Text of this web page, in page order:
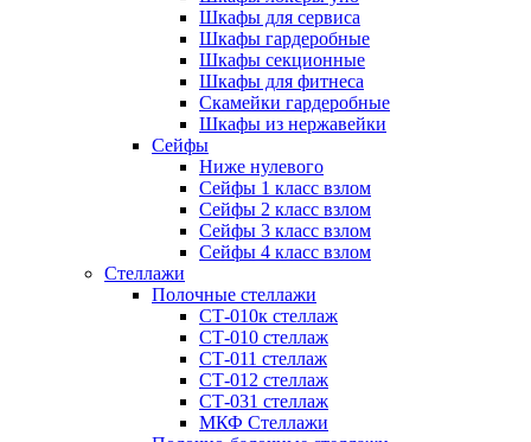
Шкафы для сервиса
Шкафы гардеробные
Шкафы секционные
Шкафы для фитнеса
Скамейки гардеробные
Шкафы из нержавейки
Сейфы
Ниже нулевого
Сейфы 1 класс взлом
Сейфы 2 класс взлом
Сейфы 3 класс взлом
Сейфы 4 класс взлом
Стеллажи
Полочные стеллажи
СТ-010к стеллаж
СТ-010 стеллаж
СТ-011 стеллаж
СТ-012 стеллаж
СТ-031 стеллаж
МКФ Стеллажи